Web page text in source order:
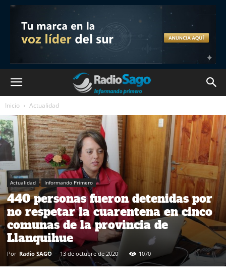
Inicio Actualidad
Actualidad Informando Primero
440 personas fueron detenidas por
no respetar la cuarentena en cinco
comunas de la provincia de
Llanquihue
Por Radio SAGO - 13 de octubre de 2020 1070